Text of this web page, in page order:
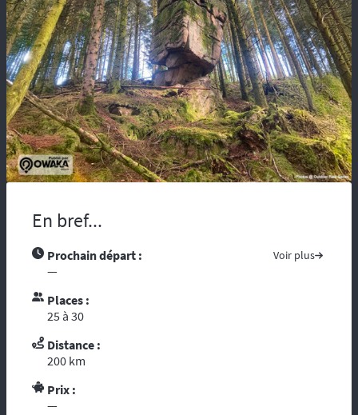
En bref...
Prochain départ : Voir plus
—
Places :
25 à 30
Distance :
200 km
Prix :
—
maladie, vous risquez d’être coupés du
monde et de tous moyens de secours.
Compter sur l’assistance des autochtones
n’est pas toujours aisée …. Nous vous
recommandons de partir avec tous les
contacts administratifs et de secours
disponibles sur les pays traversés, prenez
avec vous les guides touristiques comme : «
le Guide du Routard ». Et par ces temps de
crise mondiale, consultez le site du ministère
des affaires étrangères :« Conseils aux
couverture à 100%, donc il est fortement
d’un téléphone ou d’une balise satellitaire.
secours. Dans le cadre d’une randonnée,
d’intervention des premiers secours et les